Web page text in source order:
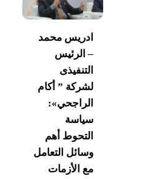
ادريس محمد
– الرئيس
التنفيذى
لشركة ” أكام
الراجحي»:
سياسة
التحوط أهم
وسائل التعامل
مع الأزمات